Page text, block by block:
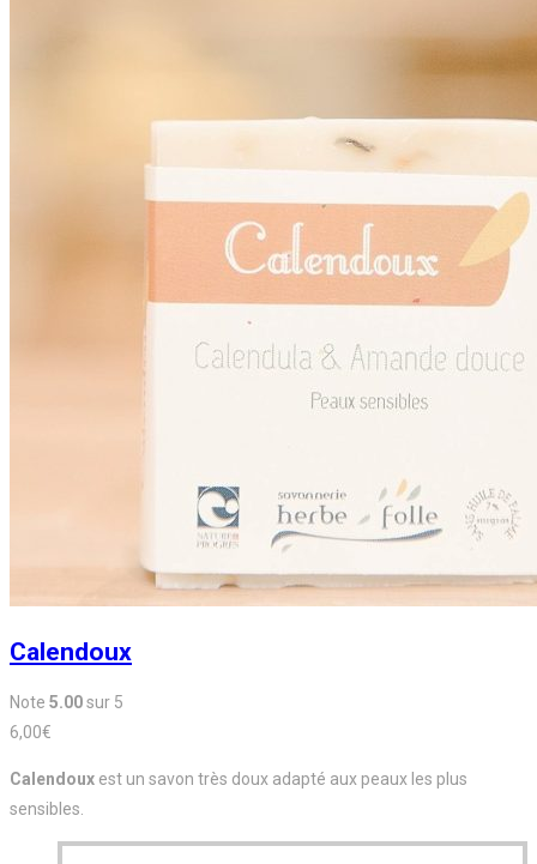
Calendoux
Note 5.00sur 5
6,00€
Calendoux est un savon très doux adapté aux peaux les plus
sensibles.